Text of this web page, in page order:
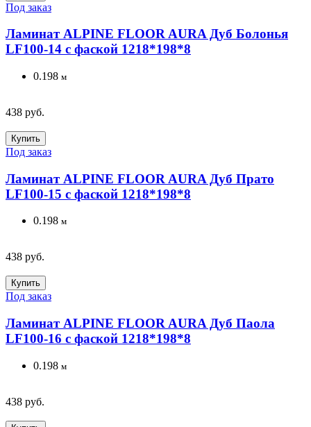
Под заказ
Ламинат ALPINE FLOOR AURA Дуб Болонья
LF100-14 с фаской 1218*198*8
0.198 м
438 руб.
Купить
Под заказ
Ламинат ALPINE FLOOR AURA Дуб Прато
LF100-15 с фаской 1218*198*8
0.198 м
438 руб.
Купить
Под заказ
Ламинат ALPINE FLOOR AURA Дуб Паола
LF100-16 с фаской 1218*198*8
0.198 м
438 руб.